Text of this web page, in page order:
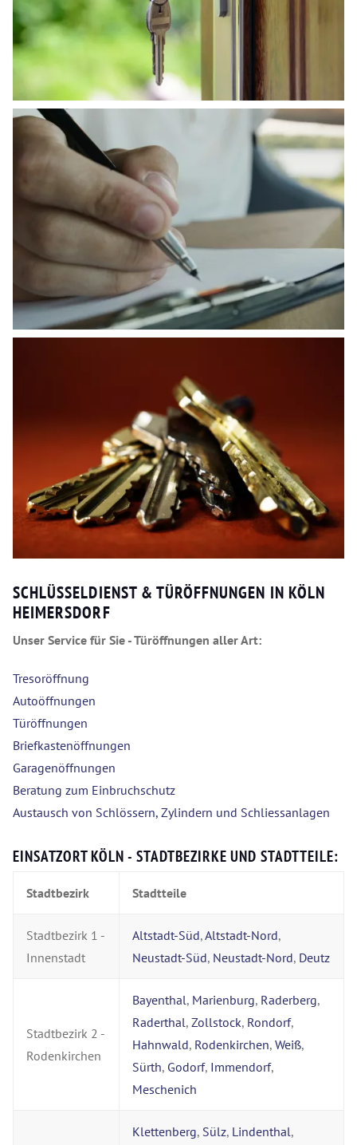
SCHLÜSSELDIENST & TÜRÖFFNUNGEN IN KÖLN
HEIMERSDORF
Unser Service für Sie - Türöffnungen aller Art:
Tresoröffnung
Autoöffnungen
Türöffnungen
Briefkastenöffnungen
Garagenöffnungen
Beratung zum Einbruchschutz
Austausch von Schlössern, Zylindern und Schliessanlagen
EINSATZORT KÖLN - STADTBEZIRKE UND STADTTEILE:
Stadtbezirk Stadtteile
Stadtbezirk 1 -
Innenstadt
Altstadt-Süd,Altstadt-Nord,
Neustadt-Süd, Neustadt-Nord, Deutz
Stadtbezirk 2 -
Rodenkirchen
Bayenthal, Marienburg, Raderberg,
Raderthal, Zollstock, Rondorf,
Hahnwald, Rodenkirchen, Weiß,
Sürth, Godorf, Immendorf,
Meschenich
Klettenberg, Sülz, Lindenthal,